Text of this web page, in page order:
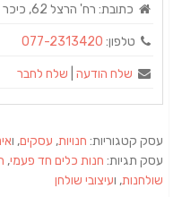
כתובת: רח' הרצל 62, כיכר היונים, אופקים
טלפון: 077-2313420
שלח הודעה שלח לחבר
עסק קטגוריות: חנויות, עסקים, ו
עסק תגיות: חנות כלים חד פעמי,
שולחנות, ועיצובי שולחן